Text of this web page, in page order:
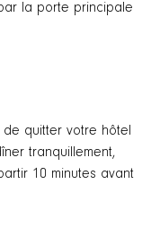
la porte principale
quitter votre hôtel
tranquillement,
10 minutes avant